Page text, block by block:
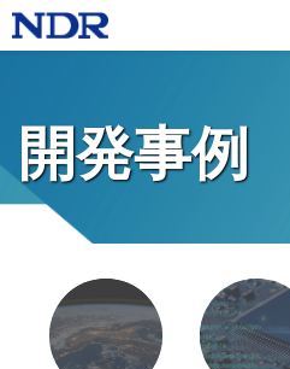
開発事例